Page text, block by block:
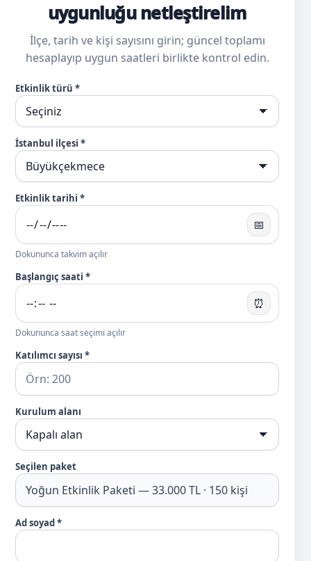
uygunluğu netleştirelim
İlçe, tarih ve kişi sayısını girin; güncel toplamı
hesaplayıp uygun saatleri birlikte kontrol edin.
Etkinlik türü *
İstanbul ilçesi *
Etkinlik tarihi *
📅
Dokununca takvim açılır
Başlangıç saati *
⏰
Dokununca saat seçimi açılır
Katılımcı sayısı *
Kurulum alanı
Seçilen paket
Ad soyad *